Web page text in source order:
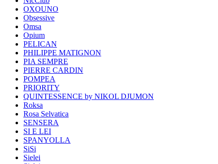
OXOUNO
Obsessive
Omsa
Opium
PELICAN
PHILIPPE MATIGNON
PIA SEMPRE
PIERRE CARDIN
POMPEA
PRIORITY
QUINTESSENCE by NIKOL DJUMON
Roksa
Rosa Selvatica
SENSERA
SI E LEI
SPANYOLLA
SiSi
Sielei